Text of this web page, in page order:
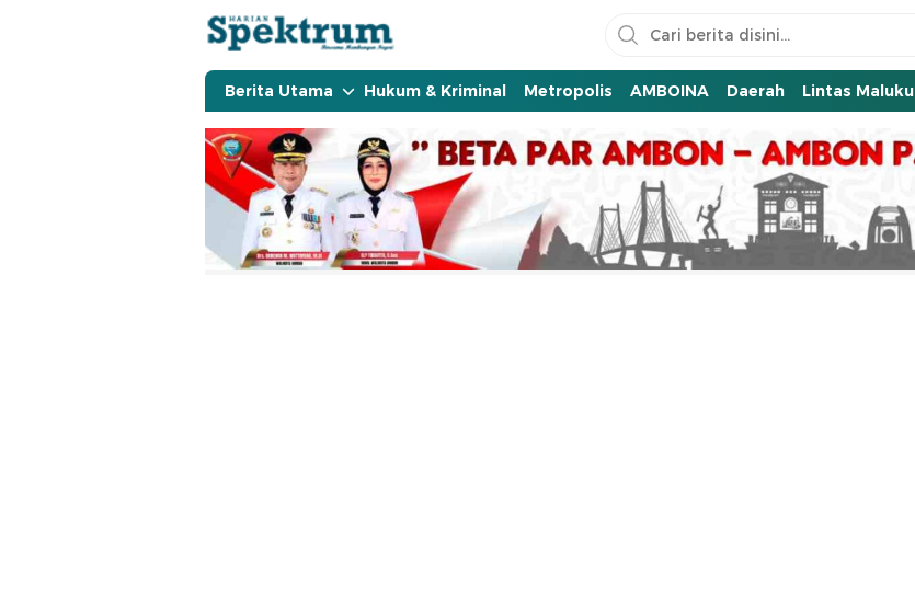
spektrumonline.com
Berita Utama Hukum & Kriminal Metropolis AMBOINA Daerah Lintas Maluku